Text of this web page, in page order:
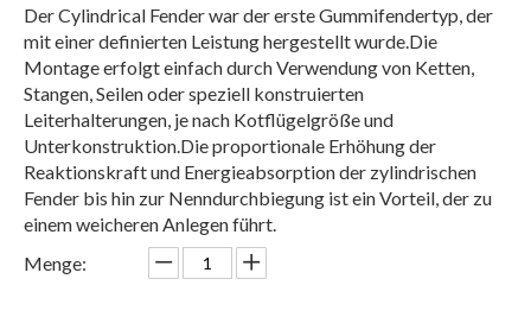
Der Cylindrical Fender war der erste Gummifendertyp, der
mit einer definierten Leistung hergestellt wurde.Die
Montage erfolgt einfach durch Verwendung von Ketten,
Stangen, Seilen oder speziell konstruierten
Leiterhalterungen, je nach Kotflügelgröße und
Unterkonstruktion.Die proportionale Erhöhung der
Reaktionskraft und Energieabsorption der zylindrischen
Fender bis hin zur Nenndurchbiegung ist ein Vorteil, der zu
einem weicheren Anlegen führt.
Menge: